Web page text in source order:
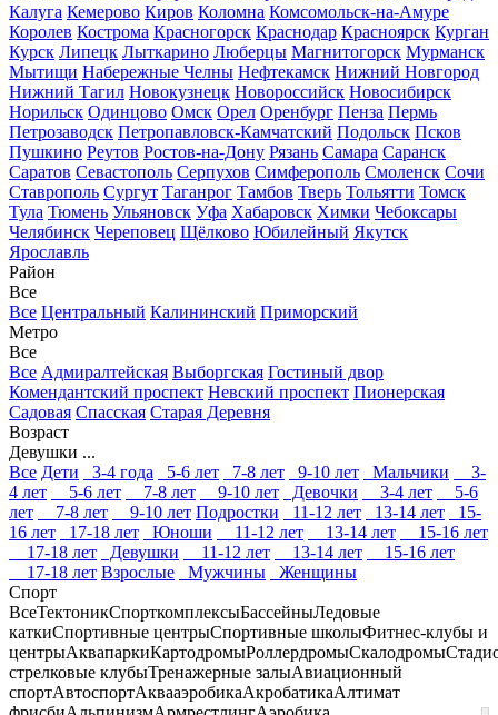
Калуга Кемерово Киров Коломна Комсомольск-на-Амуре
Королев Кострома Красногорск Краснодар Красноярск Курган
Курск Липецк Лыткарино Люберцы Магнитогорск Мурманск
Мытищи Набережные Челны Нефтекамск Нижний Новгород
Нижний Тагил Новокузнецк Новороссийск Новосибирск
Норильск Одинцово Омск Орел Оренбург Пенза Пермь
Петрозаводск Петропавловск-Камчатский Подольск Псков
Пушкино Реутов Ростов-на-Дону Рязань Самара Саранск
Саратов Севастополь Серпухов Симферополь Смоленск Сочи
Ставрополь Сургут Таганрог Тамбов Тверь Тольятти Томск
Тула Тюмень Ульяновск Уфа Хабаровск Химки Чебоксары
Челябинск Череповец Щёлково Юбилейный Якутск
Ярославль
Район
Все
Все Центральный Калининский Приморский
Метро
Все
Все Адмиралтейская Выборгская Гостиный двор
Комендантский проспект Невский проспект Пионерская
Садовая Спасская Старая Деревня
Возраст
Девушки ...
Все Дети 3-4 года 5-6 лет 7-8 лет 9-10 лет Мальчики
3-
4 лет
5-6 лет 7-8 лет 9-10 лет Девочки 3-4 лет
5-6
лет
7-8 лет 9-10 лет Подростки 11-12 лет 13-14 лет
15-
16 лет
17-18 лет Юноши 11-12 лет 13-14 лет
15-16 лет
17-18 лет
Девушки 11-12 лет 13-14 лет
15-16 лет
17-18 лет Взрослые Мужчины
Женщины
Спорт
ВсеТектоникСпорткомплексыБассейныЛедовые
каткиСпортивные центрыСпортивные школыФитнес-клубы и
центрыАквапаркиКартодромыРоллердромыСкалодромы
стрелковые клубыТренажерные залыАвиационный
спортАвтоспортАквааэробикаАкробатикаАлтимат